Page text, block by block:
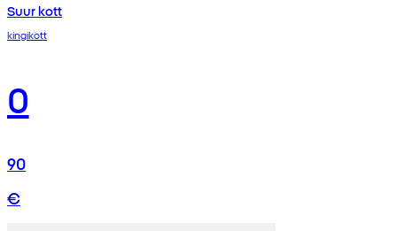
Suur kott
kingikott
0
90
€